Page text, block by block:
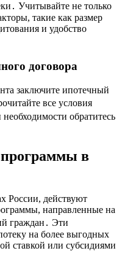
Учитывайте не только
такие как размер
и удобство
договора
заключите ипотечный
все условия
обратитесь
в
России, действуют
направленные на
граждан․ Эти
на более выгодных
ставкой или субсидиями